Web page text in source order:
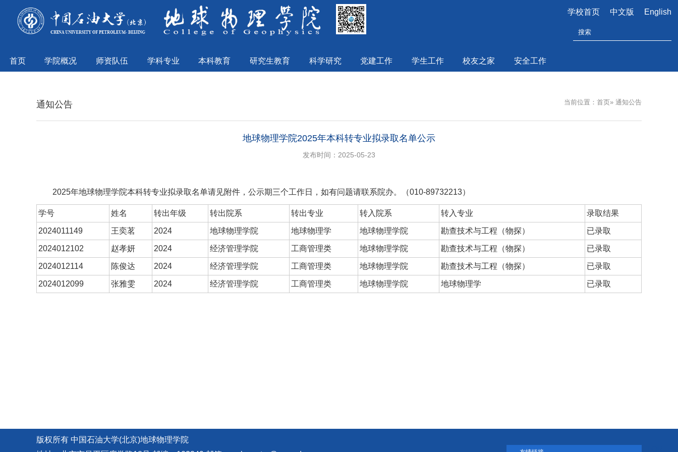
学校首页 中文版 English
首页 学院概况 师资队伍 学科专业 本科教育 研究生教育 科学研究 党建工作 学生工作 校友之家 安全工作
当前位置： 首页» 通知公告
通知公告
地球物理学院2025年本科转专业拟录取名单公示
发布时间：2025-05-23
2025年地球物理学院本科转专业拟录取名单请见附件，公示期三个工作日，如有问题请联系院办。（010-89732213）
学号 姓名 转出年级 转出院系 转出专业 转入院系 转入专业 录取结果
2024011149 王奕茗 2024 地球物理学院 地球物理学 地球物理学院 勘查技术与工程（物探） 已录取
2024012102 赵孝妍 2024 经济管理学院 工商管理类 地球物理学院 勘查技术与工程（物探） 已录取
2024012114 陈俊达 2024 经济管理学院 工商管理类 地球物理学院 勘查技术与工程（物探） 已录取
2024012099 张雅雯 2024 经济管理学院 工商管理类 地球物理学院 地球物理学 已录取
版权所有 中国石油大学(北京)地球物理学院